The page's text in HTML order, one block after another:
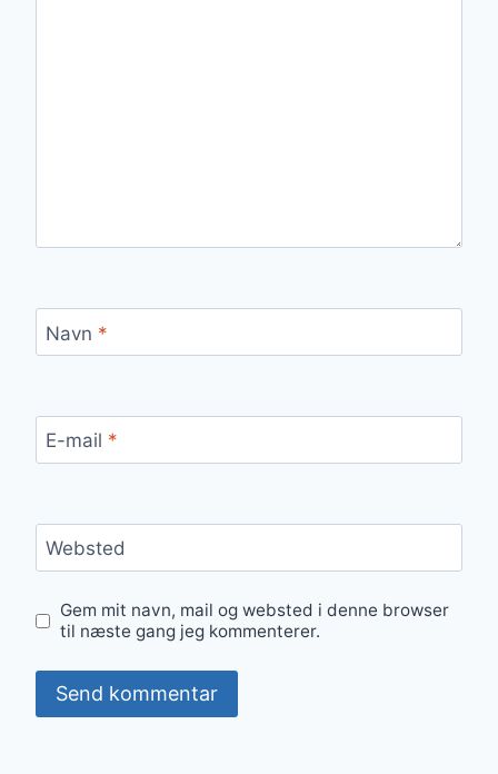
Navn *
E-mail *
Websted
Gem mit navn, mail og websted i denne browser
til næste gang jeg kommenterer.